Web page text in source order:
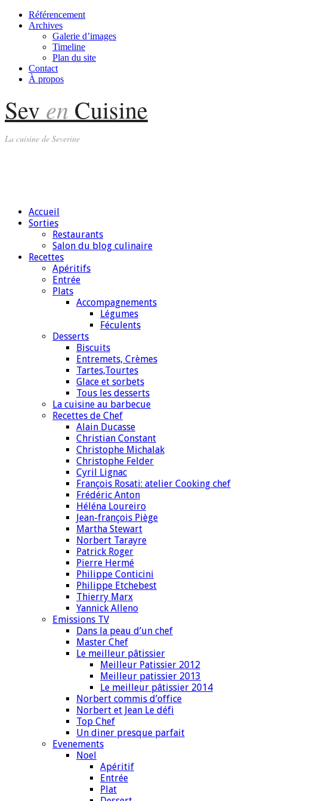
Référencement
Archives
Galerie d’images
Timeline
Plan du site
Contact
À propos
Sev en Cuisine
La cuisine de Severine
Accueil
Sorties
Restaurants
Salon du blog culinaire
Recettes
Apéritifs
Entrée
Plats
Accompagnements
Légumes
Féculents
Desserts
Biscuits
Entremets, Crèmes
Tartes,Tourtes
Glace et sorbets
Tous les desserts
La cuisine au barbecue
Recettes de Chef
Alain Ducasse
Christian Constant
Christophe Michalak
Christophe Felder
Cyril Lignac
François Rosati: atelier Cooking chef
Frédéric Anton
Héléna Loureiro
Jean-françois Piège
Martha Stewart
Norbert Tarayre
Patrick Roger
Pierre Hermé
Philippe Conticini
Philippe Etchebest
Thierry Marx
Yannick Alleno
Emissions TV
Dans la peau d’un chef
Master Chef
Le meilleur pâtissier
Meilleur Patissier 2012
Meilleur patissier 2013
Le meilleur pâtissier 2014
Norbert commis d’office
Norbert et Jean Le défi
Top Chef
Un diner presque parfait
Evenements
Noel
Apéritif
Entrée
Plat